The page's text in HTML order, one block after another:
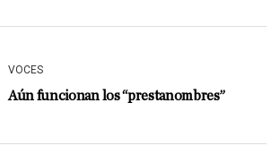
VOCES
Aún funcionan los “prestanombres”